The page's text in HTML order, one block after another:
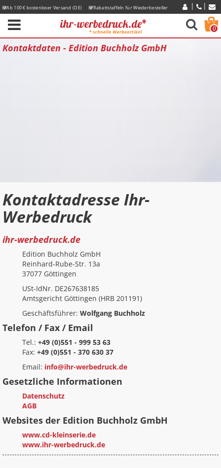
Ab 100 € kostenloser Versand (DE)
Rabattstaffeln für Wiederbesteller
0
Kontaktdaten - Edition Buchholz GmbH
Kontaktadresse Ihr-
Werbedruck
ihr-werbedruck.de
Edition Buchholz GmbH
Reinhard-Rube-Str. 13a
37077 Göttingen
USt-IdNr. DE267638185
Amtsgericht Göttingen (HRB 201191)
Geschäftsführer: Wolfgang Buchholz
Telefon / Fax / Email
Tel.: +49 (0)551 - 999 53 63
Fax: +49 (0)551 - 370 630 37
Email: info@ihr-werbedruck.de
Gesetzliche Informationen
Datenschutz
AGB
Websites der Edition Buchholz GmbH
www.cd-kleinserie.de
www.ihr-werbedruck.de